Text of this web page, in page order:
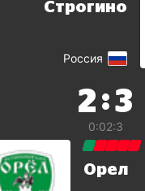
Строгино
Россия
2 :3
0:02:3
Орел